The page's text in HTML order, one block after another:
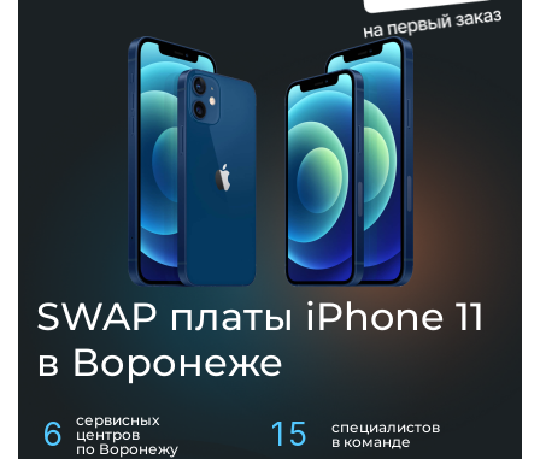
SWAP платы iPhone 11
в Воронеже
6
сервисных
центров
по Воронежу
15
специалистов
в команде